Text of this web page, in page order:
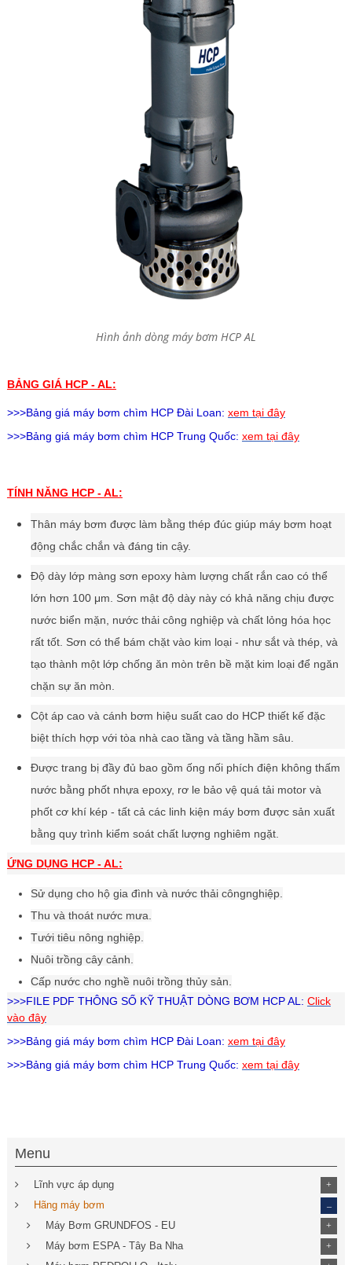
Hình ảnh dòng máy bơm HCP AL
BẢNG GIÁ HCP - AL:
>>>Bảng giá máy bơm chìm HCPĐài Loan: xem tại đây
>>>Bảng giá máy bơm chìm HCPTrung Quốc: xem tại đây
TÍNH NĂNG HCP - AL:
Thân máy bơm được làm bằng thép đúc giúp máy bơm hoạt
động chắc chắn và đáng tin cậy.
Độ dày lớp màng sơn epoxy hàm lượng chất rắn cao có thể
lớn hơn 100 μm. Sơn mật độ dày này có khả năng chịu được
nước biển mặn, nước thải công nghiệp và chất lỏng hóa học
rất tốt. Sơn có thể bám chặt vào kim loại - như sắt và thép, và
tạo thành một lớp chống ăn mòn trên bề mặt kim loại để ngăn
chặn sự ăn mòn.
Cột áp cao và cánh bơm hiệu suất cao do HCP thiết kế đặc
biệt thích hợp với tòa nhà cao tầng và tầng hầm sâu.
Được trang bị đầy đủ bao gồm ống nối phích điện không thấm
nước bằng phốt nhựa epoxy, rơ le bảo vệ quá tải motor và
phốt cơ khí kép - tất cả các linh kiện máy bơm được sản xuất
bằng quy trình kiểm soát chất lượng nghiêm ngặt.
ỨNG DỤNG HCP - AL:
Sử dụng cho hộ gia đình và nước thải côngnghiệp.
Thu và thoát nước mưa.
Tưới tiêu nông nghiệp.
Nuôi trồng cây cảnh.
Cấp nước cho nghề nuôi trồng thủy sản.
>>>FILE PDF THÔNG SỐ KỸ THUẬT DÒNG BƠM HCP AL: Click
vào đây
>>>Bảng giá máy bơm chìm HCPĐài Loan: xem tại đây
>>>Bảng giá máy bơm chìm HCPTrung Quốc: xem tại đây
Menu
Lĩnh vực áp dụng +
Hãng máy bơm
Máy Bơm GRUNDFOS - EU +
Máy bơm ESPA - Tây Ba Nha +